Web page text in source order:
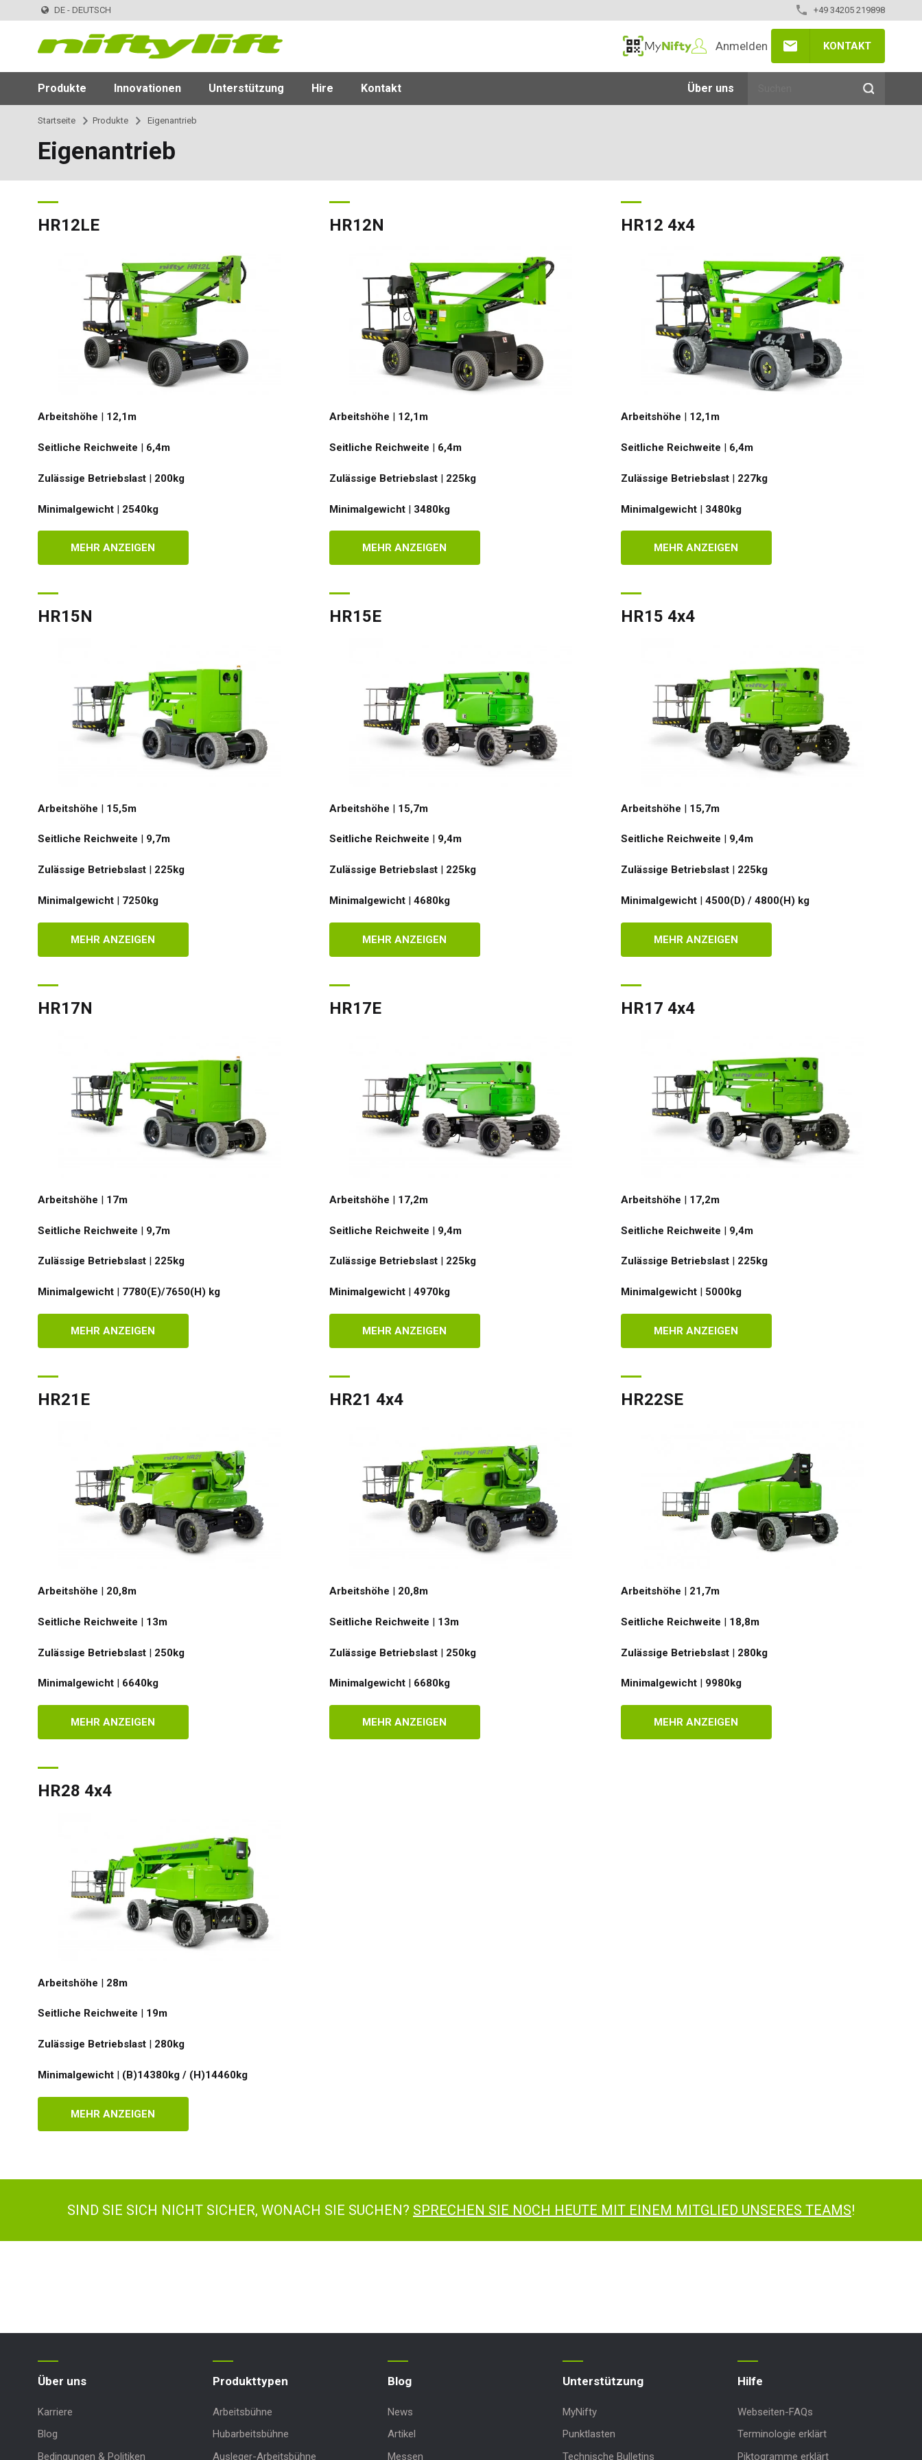
DE - DEUTSCH +49 34205 219898
MyNifty
Anmelden KONTAKT
Produkte Innovationen Unterstützung Hire Kontakt Über uns
Startseite Produkte Eigenantrieb
Eigenantrieb
HR12LE
Arbeitshöhe | 12,1m
Seitliche Reichweite | 6,4m
Zulässige Betriebslast| 200kg
Minimalgewicht| 2540kg
MEHR ANZEIGEN
HR12N
Arbeitshöhe | 12,1m
Seitliche Reichweite | 6,4m
Zulässige Betriebslast| 225kg
Minimalgewicht| 3480kg
MEHR ANZEIGEN
HR12 4x4
Arbeitshöhe | 12,1m
Seitliche Reichweite | 6,4m
Zulässige Betriebslast| 227kg
Minimalgewicht| 3480kg
MEHR ANZEIGEN
HR15N
Arbeitshöhe | 15,5m
Seitliche Reichweite 9,7m
Zulässige Betriebslast| 225kg
Minimalgewicht| 7250kg
MEHR ANZEIGEN
HR15E
Arbeitshöhe | 15,7m
Seitliche Reichweite 9,4m
Zulässige Betriebslast| 225kg
Minimalgewicht| 4680kg
MEHR ANZEIGEN
HR15 4x4
Arbeitshöhe | 15,7m
Seitliche Reichweite 9,4m
Zulässige Betriebslast| 225kg
Minimalgewicht| 4500(D) / 4800(H) kg
MEHR ANZEIGEN
HR17N
Arbeitshöhe | 17m
Seitliche Reichweite | 9,7m
Zulässige Betriebslast| 225 kg
Minimalgewicht| 7780(E)/7650(H) kg
MEHR ANZEIGEN
HR17E
Arbeitshöhe | 17,2m
Seitliche Reichweite | 9,4m
Zulässige Betriebslast| 225 kg
Minimalgewicht| 4970kg
MEHR ANZEIGEN
HR17 4x4
Arbeitshöhe | 17,2m
Seitliche Reichweite | 9,4m
Zulässige Betriebslast| 225 kg
Minimalgewicht| 5000kg
MEHR ANZEIGEN
HR21E
Arbeitshöhe | 20,8m
Seitliche Reichweite | 13m
Zulässige Betriebslast| 250kg
Minimalgewicht| 6640kg
MEHR ANZEIGEN
HR21 4x4
Arbeitshöhe | 20,8m
Seitliche Reichweite | 13m
Zulässige Betriebslast| 250kg
Minimalgewicht| 6680kg
MEHR ANZEIGEN
HR22SE
Arbeitshöhe | 21,7m
Seitliche Reichweite | 18,8m
Zulässige Betriebslast| 280kg
Minimalgewicht| 9980kg
MEHR ANZEIGEN
HR28 4x4
Arbeitshöhe | 28m
Seitliche Reichweite | 19m
Zulässige Betriebslast| 280kg
Minimalgewicht| (B)14380kg / (H)14460kg
MEHR ANZEIGEN
SIND SIE SICH NICHT SICHER, WONACH SIE SUCHEN? SPRECHEN SIE NOCH HEUTE MIT EINEM MITGLIED UNSERES TEAMS!
Über uns
Karriere
Blog
Bedingungen & Politiken
Produkttypen
Arbeitsbühne
Hubarbeitsbühne
Ausleger-Arbeitsbühne
Blog
News
Artikel
Messen
Unterstützung
MyNifty
Punktlasten
Technische Bulletins
Hilfe
Webseiten-FAQs
Terminologie erklärt
Piktogramme erklärt
Großbritannien
Vereinigten Staaten von
Deutschland
English Français